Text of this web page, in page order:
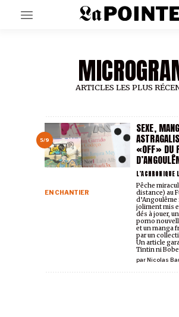
EN CE MOMENT
GRAND ANGLE
AU LARGE
À PROPOS
ARTICLES LES PLUS
5/9
SEXE,
«OFF» DU
EN CHANTIER
parNicolas
Pêche
distance) au
d’Angoulême
joliment mis
dés à jouer,
porno
et un manga
par un
Un article
Tintin ni